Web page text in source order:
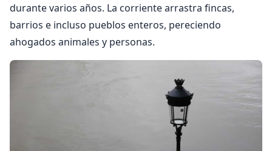
durante varios años. La corriente arrastra fincas,
barrios e incluso pueblos enteros, pereciendo
ahogados animales y personas.